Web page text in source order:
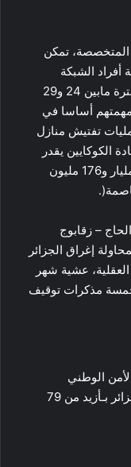
المتخصصة، تمكن
الشبكة
الإجرامية الخطيرة الواحد تلو الأخر في الفترة مابين 24 و29
تتمثل مهمتهم أساسا في
تفتيش منازل
الكوكايين يقدر
وزنها 05 كلغ و680غ، ومبلغ مالي قدر02 مليار و176 مليون
– زقابوج
إغراق الجزائر
العقلية، عشية شهر
مذكرات توقيف
الوطني
يُحبط واحدة من أكبر عمليات إغراق الجزائر بـأزيد من 79